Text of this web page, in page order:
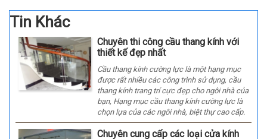
Tin Khác
Chuyên thi công cầu thang kính với
thiết kế đẹp nhất
Cầu thang kính cường lực là một hạng mục
được rất nhiều các công trình sử dụng, cầu
thang kính trang trí cực đẹp cho ngôi nhà của
bạn, Hạng mục cầu thang kính cường lực là
chọn lựa của các ngôi nhà, biệt thự cao cấp.
Chuyên cung cấp các loại cửa kính